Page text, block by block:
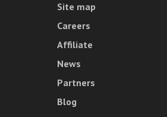
Site map
Careers
Affiliate
News
Partners
Blog